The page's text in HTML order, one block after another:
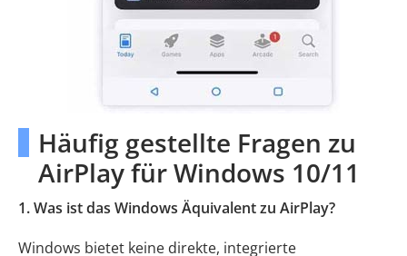
Häufig gestellte Fragen zu
AirPlay für Windows 10/11
1. Was ist das Windows Äquivalent zu AirPlay?
Windows bietet keine direkte, integrierte